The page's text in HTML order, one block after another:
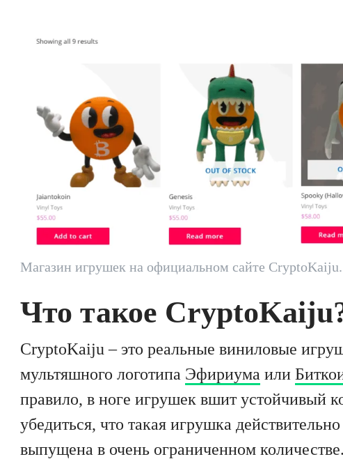
Магазин игрушек на официальном сайте
Что такое
CryptoKaiju – это реальные виниловые
мультяшного логотипа Эфириума или
правило, в ноге игрушек вшит устойчивый
убедиться, что такая игрушка
выпущена в очень ограниченном